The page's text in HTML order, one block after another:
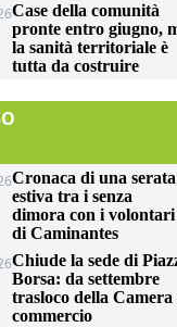
Case della comunità
pronte entro giugno,
la sanità territoriale è
tutta da costruire
Cronaca di una serata
estiva tra i senza
dimora con i volontari
di Caminantes
Chiude la sede di
Borsa: da settembre
trasloco della Camera
commercio